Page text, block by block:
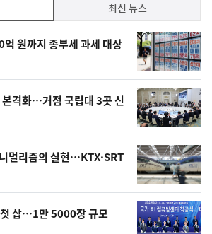
최신 뉴스
원까지 종부세 과세 대상
격화…거점 국립대 3곳 신
멀리즘의 실현…KTX·SRT
삽…1만 5000장 규모